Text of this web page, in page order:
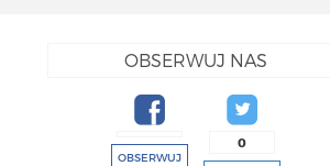
OBSERWUJ NAS
OBSERWUJ
0